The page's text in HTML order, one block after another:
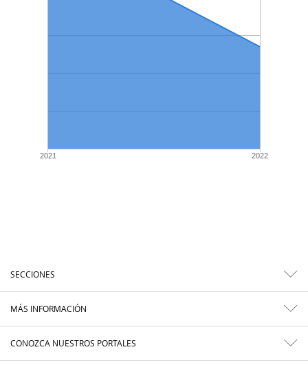
2021 2022
SECCIONES
MÁS INFORMACIÓN
CONOZCA NUESTROS PORTALES